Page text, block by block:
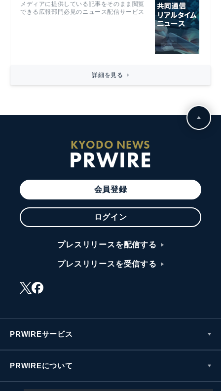
メディアに提供している記事をそのまま閲覧
できる広報部門必見のニュース配信サービス
詳細を見る
KYODO NEWS
PRWIRE
会員登録
ログイン
プレスリリースを配信する
プレスリリースを受信する
PRWIREサービス
PRWIREについて